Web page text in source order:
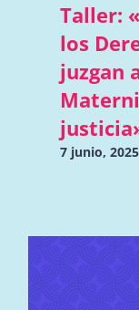
Taller:
los
juzgan
7 junio,